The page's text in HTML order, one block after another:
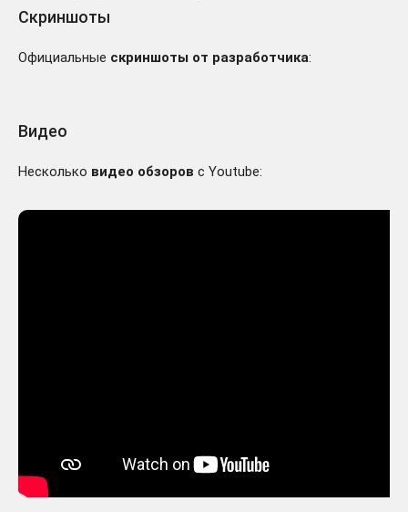
Скриншоты
Официальные скриншоты от разработчика:
Видео
Несколько видео обзоров с Youtube: